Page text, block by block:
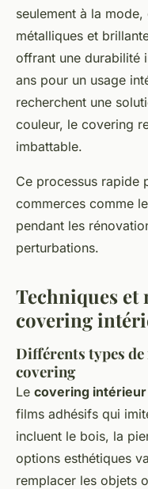
seulement à la
métalliques et
offrant une durabilité
ans pour un usage
recherchent une
couleur, le covering
imbattable.
Ce processus rapide
commerces comme
pendant les
perturbations.
Techniques et
covering
Différents types
covering
Le covering intérieur
films adhésifs qui
incluent le bois, la
options esthétiques
remplacer les objets